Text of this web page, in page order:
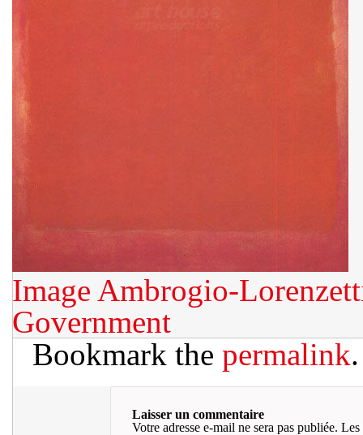
Image Ambrogio-
Government
Bookmark the permalink.
Laisser un commentaire
Votre adresse e-mail ne sera pas publiée. Les